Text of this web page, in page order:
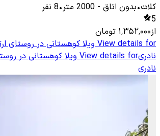
کلات•بدون اتاق -
2000 متر•
8 نفر
5
از۱٬۳۵۲٬۰۰۰ تومان
View details for ویلا کوهستانی در روستای
نادریView details for ویلا کوهستانی در
نادری